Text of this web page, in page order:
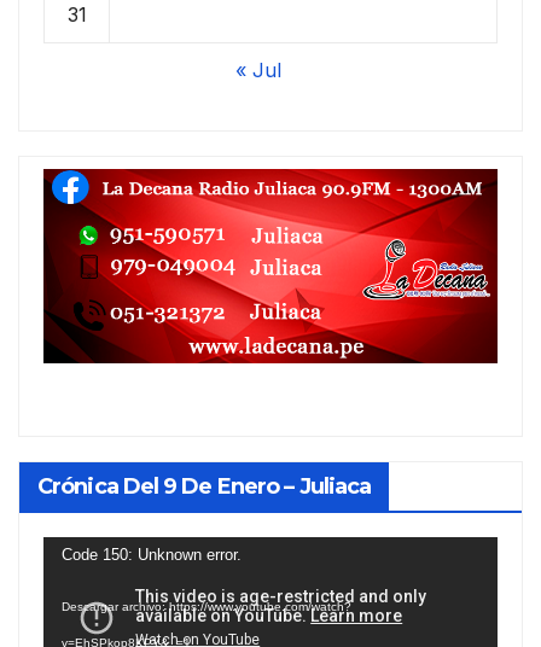
31
« Jul
Crónica Del 9 De Enero – Juliaca
Reproductor
vídeo
Code 150: Unknown error.
Descargar archivo: https://www.youtube.com/watch?
v=EhSPkop8KPY&_=1